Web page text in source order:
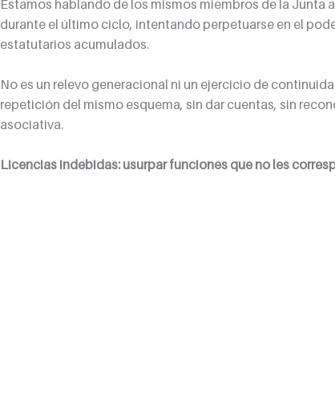
Estamos hablando de los mismos miembros de la Junta
durante el último ciclo, intentando perpetuarse en el
estatutarios acumulados.
No es un relevo generacional ni un ejercicio de
repetición del mismo esquema, sin dar cuentas, sin
asociativa.
Licencias indebidas: usurpar funciones que no les